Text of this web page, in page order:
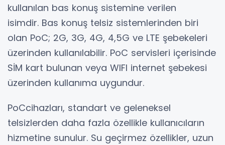
kullanılan bas konuş sistemine verilen
isimdir. Bas konuş telsiz sistemlerinden biri
olan PoC; 2G, 3G, 4G, 4,5G ve LTE şebekeleri
üzerinden kullanılabilir. PoC servisleri içerisinde
SİM kart bulunan veya WIFI internet şebekesi
üzerinden kullanıma uygundur.
PoCcihazları, standart ve geleneksel
telsizlerden daha fazla özellikle kullanıcıların
hizmetine sunulur. Su geçirmez özellikler, uzun